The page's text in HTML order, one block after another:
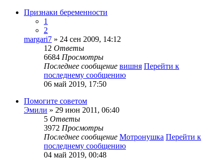
Признаки беременности
1
2
margari7 » 24 сен 2009, 14:12
12 Ответы
6684 Просмотры
Последнее сообщение вишня Перейти к
последнему сообщению
06 май 2019, 17:50
Помогите советом
Эмили » 29 июн 2011, 06:40
5 Ответы
3972 Просмотры
Последнее сообщение Мотронушка Перейти к
последнему сообщению
04 май 2019, 00:48